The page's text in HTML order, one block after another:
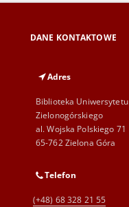
DANE KONTAKTOWE
Adres
Biblioteka Uniwersytetu
Zielonogórskiego
al. Wojska Polskiego 71
65-762 Zielona Góra
Telefon
(+48) 68 328 21 55